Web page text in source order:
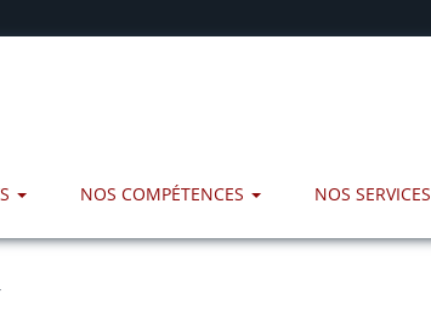
NOS COMPÉTENCES NOS SERVICES